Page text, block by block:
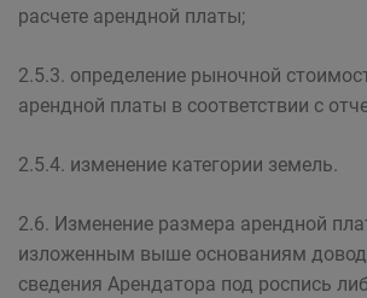
расчете арендной платы;
2.5.3. определение рыночной
арендной платы в соответствии с
2.5.4. изменение категории земель.
2.6. Изменение размера арендной
изложенным выше основаниям
сведения Арендатора под роспись